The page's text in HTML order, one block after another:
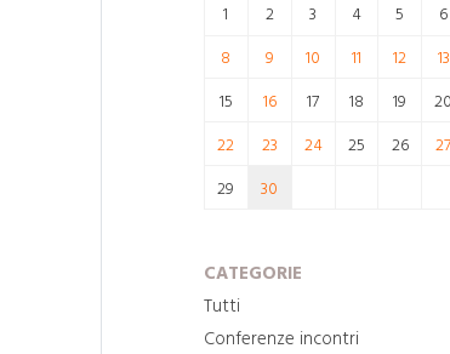
1
2 3 4 5 6
8
9 10 11 12 13
15
16 17 18 19 20
22
23 24 25 26 27
29
30
CATEGORIE
Tutti
Conferenze incontri